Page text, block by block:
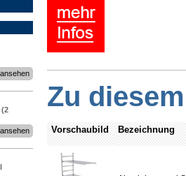
DIN
ansehen
(2
ansehen
Zu
Vorschaubild Bezeichnung